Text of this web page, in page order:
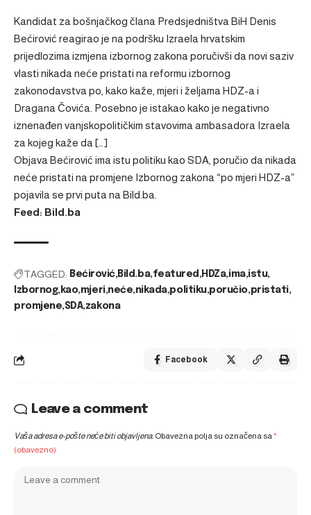
Kandidat za bošnjačkog člana Predsjedništva BiH Denis
Bećirović reagirao je na podršku Izraela hrvatskim
prijedlozima izmjena izbornog zakona poručivši da novi saziv
vlasti nikada neće pristati na reformu izbornog
zakonodavstva po, kako kaže, mjeri i željama HDZ-a i
Dragana Čovića. Posebno je istakao kako je negativno
iznenađen vanjskopolitičkim stavovima ambasadora Izraela
za kojeg kaže da […]
Objava Bećirović ima istu politiku kao SDA, poručio da nikada
neće pristati na promjene Izbornog zakona “po mjeri HDZ-a”
pojavila se prvi puta na Bild.ba
Feed: Bild.ba
TAGGED: Bećirović Bild.ba featured HDZa ima istu
Izbornog kao mjeri neće nikada politiku poručio pristati
promjene SDA zakona
Facebook
Leave a comment
Vaša adresa e-pošte neće biti objavljena. Obavezna polja su označena sa*
(obavezno)